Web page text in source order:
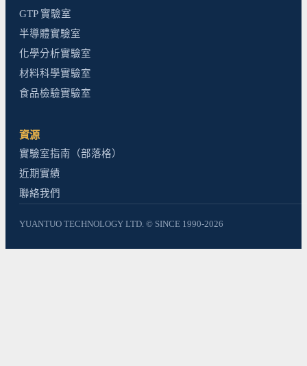
GTP 實驗室
半導體實驗室
化學分析實驗室
材料科學實驗室
食品檢驗實驗室
資源
實驗室指南（部落格）
近期實績
聯絡我們
YUANTUO TECHNOLOGY LTD. © SINCE 1990-2026